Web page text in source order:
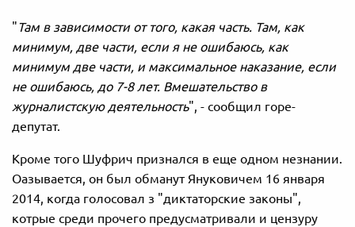
"Там в зависимости от того, какая часть. Там, как
минимум, две части, если я не ошибаюсь, как
минимум две части, и максимальное наказание, если
не ошибаюсь, до 7-8 лет. Вмешательство в
журналистскую деятельность", - сообщил горе-
депутат.
Кроме того Шуфрич признался в еще одном незнании.
Оазывается, он был обманут Януковичем 16 января
2014, когда голосовал з "диктаторские законы",
котрые среди прочего предусматривали и цензуру